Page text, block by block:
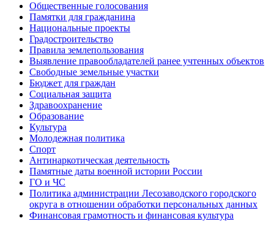
Общественные голосования
Памятки для гражданина
Национальные проекты
Градостроительство
Правила землепользования
Выявление правообладателей ранее учтенных объектов
Свободные земельные участки
Бюджет для граждан
Социальная защита
Здравоохранение
Образование
Культура
Молодежная политика
Спорт
Антинаркотическая деятельность
Памятные даты военной истории России
ГО и ЧС
Политика администрации Лесозаводского городского
округа в отношении обработки персональных данных
Финансовая грамотность и финансовая культура